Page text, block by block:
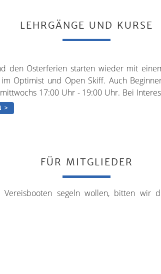
LEHRGÄNGE UND KURSE
den Osterferien starten wieder mit
Optimist und Open Skiff. Auch
17:00 Uhr - 19:00 Uhr. Bei
>
FÜR MITGLIEDER
segeln wollen, bitten wir